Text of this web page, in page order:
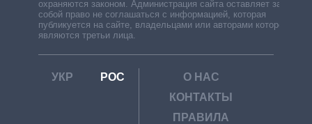
охраняются законом. Администрация сайта оставляет за
собой право не соглашаться с информацией, которая
публикуется на сайте, владельцами или авторами которой
являются третьи лица.
УКР РОС
О НАС
КОНТАКТЫ
ПРАВИЛА